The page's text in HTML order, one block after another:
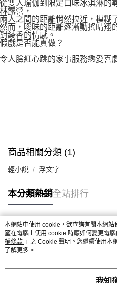
從雙人瑜伽到限定口味冰淇淋的
林露營，
兩人之間的距離悄然拉近，模糊
然而，曖昧的距離逐漸動搖晴翔
對綾香的情感。
假戲是否能真做？
令人臉紅心跳的家事服務戀愛喜
商品相關分類 (1)
輕小說 浮文字
本分類熱銷全站排行
熱門標籤
本網站中使用 cookie，欲查詢有關本網
望在電腦上使用 cookie 時應如何變更電
權條款 」之 Cookie 聲明。您繼續使用本
用條款之 Cookie 聲明使用 cookie。
了解更多 >
我知